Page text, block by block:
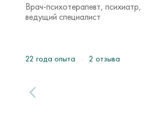
Врач-психотерапевт, психиатр,
ведущий специалист
22 года опыта 2 отзыва